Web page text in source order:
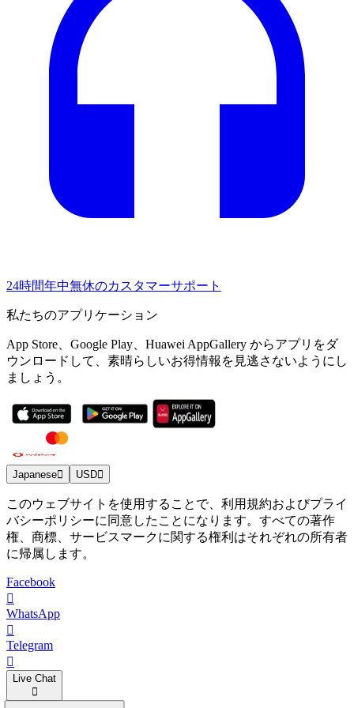
24時間年中無休のカスタマーサポート
私たちのアプリケーション
App Store、Google Play、Huawei AppGallery からアプリをダ
ウンロードして、素晴らしいお得情報を見逃さないようにし
ましょう。
Japanese USD
このウェブサイトを使用することで、利用規約およびプライ
バシーポリシーに同意したことになります。すべての著作
権、商標、サービスマークに関する権利はそれぞれの所有者
に帰属します。
Facebook
WhatsApp
Telegram
Live Chat